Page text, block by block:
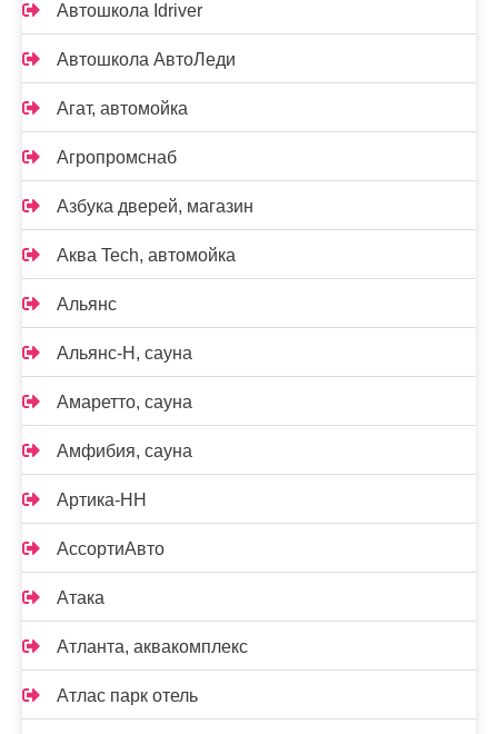
Автошкола Idriver
Автошкола АвтоЛеди
Агат, автомойка
Агропромснаб
Азбука дверей, магазин
Аква Tech, автомойка
Альянс
Альянс-Н, сауна
Амаретто, сауна
Амфибия, сауна
Артика-НН
АссортиАвто
Атака
Атланта, аквакомплекс
Атлас парк отель